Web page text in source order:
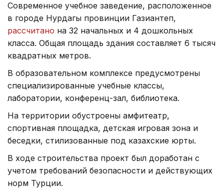
Современное учебное заведение, расположенное
в городе Нурдагы провинции Газиантеп,
рассчитано на 32 начальных и 4 дошкольных
класса. Общая площадь здания составляет 6 тысяч
квадратных метров.
В образовательном комплексе предусмотрены
специализированные учебные классы,
лаборатории, конференц-зал, библиотека.
На территории обустроены амфитеатр,
спортивная площадка, детская игровая зона и
беседки, стилизованные под казахские юрты.
В ходе строительства проект был доработан с
учетом требований безопасности и действующих
норм Турции.